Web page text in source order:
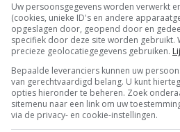
Henrie,Jodie Sweetin,
Dubin,Hunter Gomez,Ayla
Licari,She,Armando
Bernstein
Owen Teague
Timothy Neil Williams,Flora
Natasha Sherritt,Haley
05.08.2015
Uw persoonsgegevens worden verwerkt
(cookies, unieke ID's en andere
opgeslagen door, geopend door en
specifiek door deze site worden gebruikt.
precieze geolocatiegegevens gebruiken.
Bepaalde leveranciers kunnen uw
van gerechtvaardigd belang. U kunt
opties hieronder te beheren. Zoek
sitemenu naar een link om uw
via de privacy- en cookie-instellingen.